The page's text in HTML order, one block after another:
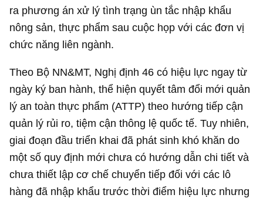
ra phương án xử lý tình trạng ùn tắc nhập khẩu
nông sản, thực phẩm sau cuộc họp với các đơn vị
chức năng liên ngành.
Theo Bộ NN&MT, Nghị định 46 có hiệu lực ngay từ
ngày ký ban hành, thể hiện quyết tâm đổi mới quản
lý an toàn thực phẩm (ATTP) theo hướng tiếp cận
quản lý rủi ro, tiệm cận thông lệ quốc tế. Tuy nhiên,
giai đoạn đầu triển khai đã phát sinh khó khăn do
một số quy định mới chưa có hướng dẫn chi tiết và
chưa thiết lập cơ chế chuyển tiếp đối với các lô
hàng đã nhập khẩu trước thời điểm hiệu lực nhưng